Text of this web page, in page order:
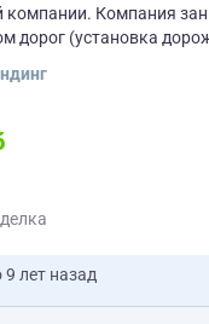
компании. Компания
дорог (установка
ассоциироваться с
9 лет назад